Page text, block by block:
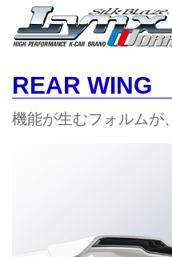
REAR WING
機能が生むフォルムが、